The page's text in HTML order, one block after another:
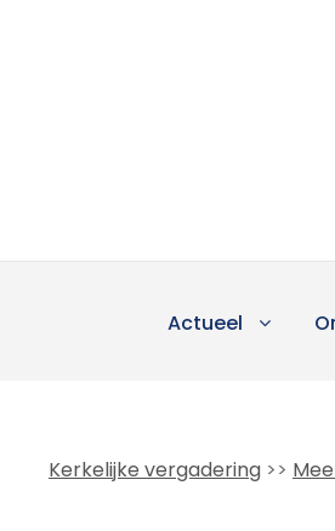
Actueel
Kerkelijke vergadering >>